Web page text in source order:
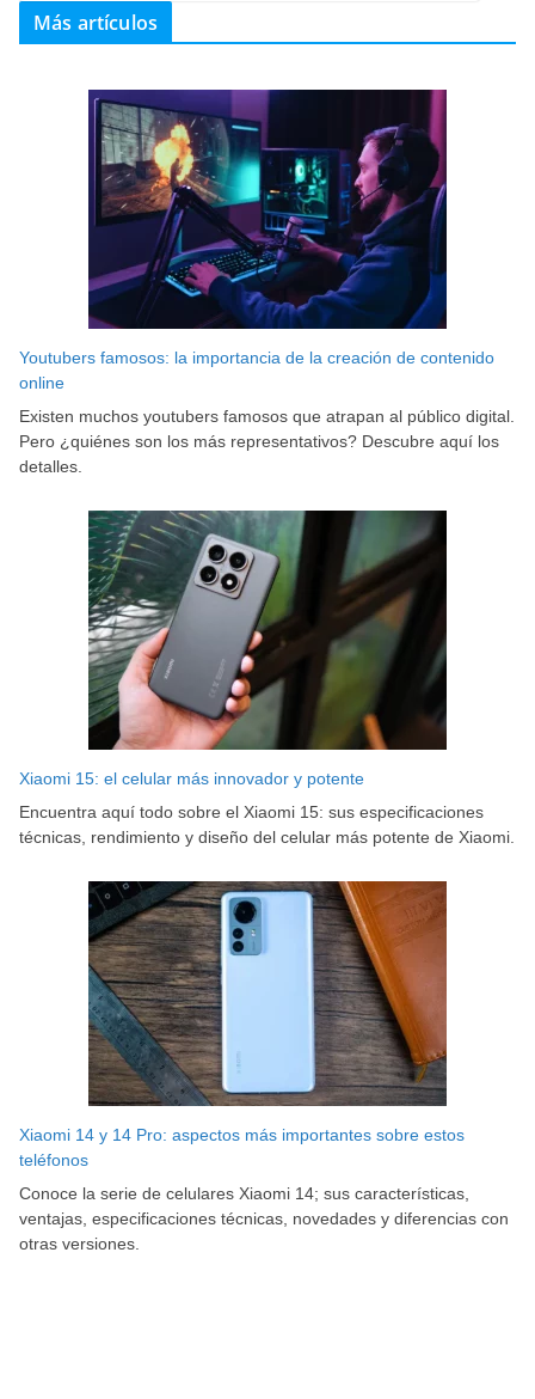
Más artículos
Youtubers famosos: la importancia de la creación de contenido
online
Existen muchos youtubers famosos que atrapan al público digital.
Pero ¿quiénes son los más representativos? Descubre aquí los
detalles.
Xiaomi 15: el celular más innovador y potente
Encuentra aquí todo sobre el Xiaomi 15: sus especificaciones
técnicas, rendimiento y diseño del celular más potente de Xiaomi.
Xiaomi 14 y 14 Pro: aspectos más importantes sobre estos
teléfonos
Conoce la serie de celulares Xiaomi 14; sus características,
ventajas, especificaciones técnicas, novedades y diferencias con
otras versiones.